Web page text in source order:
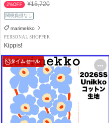
2%OFF ¥15,720
関税負担なし
marimekko
PERSONAL SHOPPER
Kippis!
タイムセール